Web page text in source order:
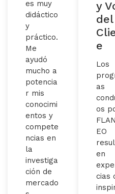
es muy
didáctico
y
práctico.
Me
ayudó
mucho a
potencia
r mis
conocimi
entos y
compete
ncias en
la
investiga
ción de
mercado
y
del
e
Los
as
os
EO
en
cias